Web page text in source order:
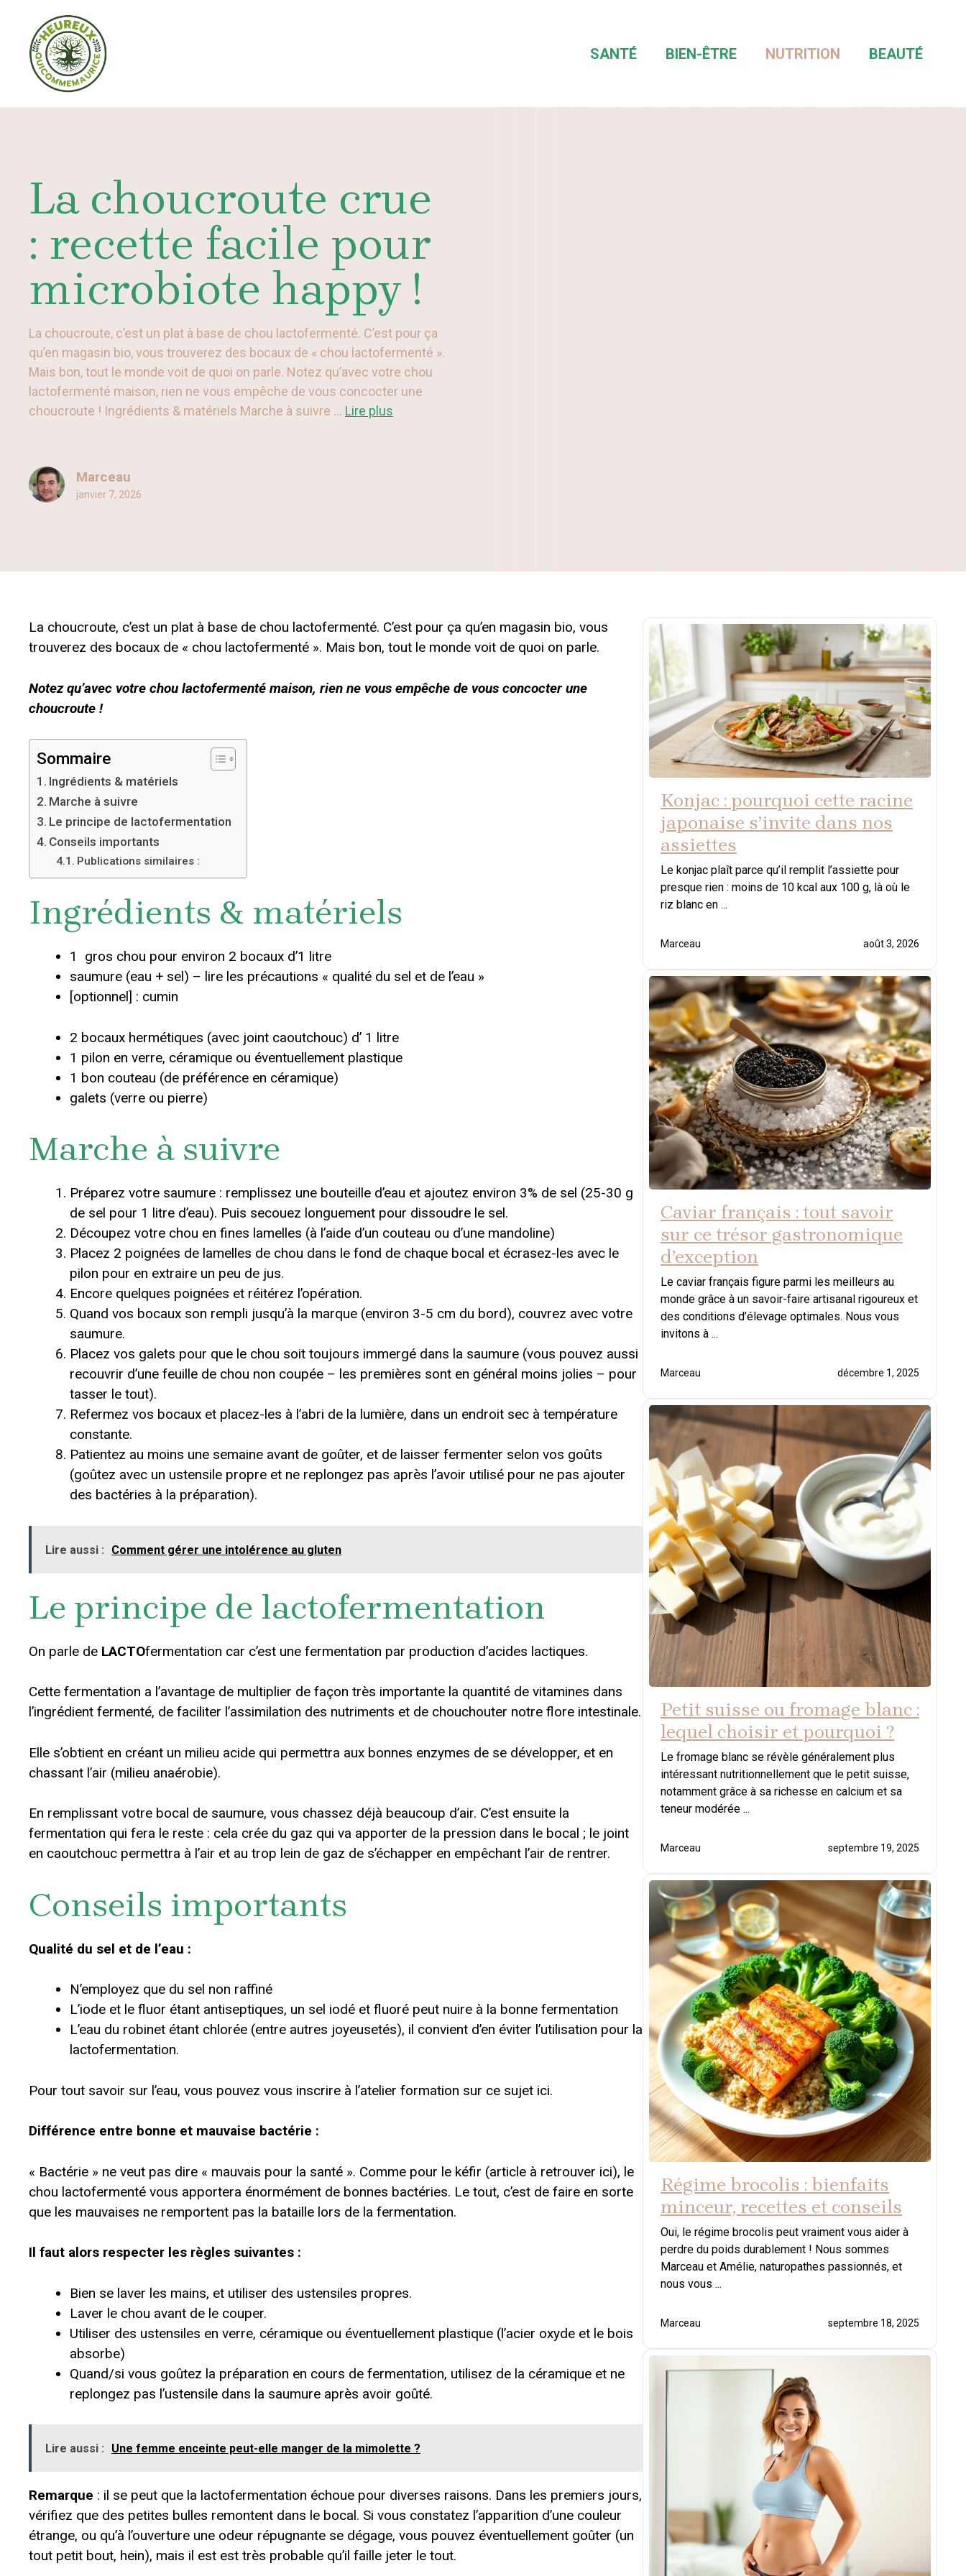
contenu
SANTÉ BIEN-ÊTRE NUTRITION BEAUTÉ
La choucroute crue
: recette facile pour
microbiote happy !
La choucroute, c’est un plat à base de chou lactofermenté. C’est pour ça
qu’en magasin bio, vous trouverez des bocaux de « chou lactofermenté ».
Mais bon, tout le monde voit de quoi on parle. Notez qu’avec votre chou
lactofermenté maison, rien ne vous empêche de vous concocter une
choucroute ! Ingrédients & matériels Marche à suivre ... Lire plus
Marceau
janvier 7, 2026
La choucroute, c’est un plat à base de chou lactofermenté. C’est pour ça qu’en magasin bio, vous
trouverez des bocaux de « chou lactofermenté ». Mais bon, tout le monde voit de quoi on parle.
Notez qu’avec votre chou lactofermenté maison, rien ne vous empêche de vous concocter une
choucroute !
Sommaire
Ingrédients & matériels
Marche à suivre
Le principe de lactofermentation
Conseils importants
Publications similaires :
Ingrédients & matériels
1 gros chou pour environ 2 bocaux d’1 litre
saumure (eau + sel) – lire les précautions « qualité du sel et de l’eau »
[optionnel] : cumin
2 bocaux hermétiques (avec joint caoutchouc) d’ 1 litre
1 pilon en verre, céramique ou éventuellement plastique
1 bon couteau (de préférence en céramique)
galets (verre ou pierre)
Marche à suivre
Préparez votre saumure : remplissez une bouteille d’eau et ajoutez environ 3% de sel (25-30 g
de sel pour 1 litre d’eau). Puis secouez longuement pour dissoudre le sel.
Découpez votre chou en fines lamelles (à l’aide d’un couteau ou d’une mandoline)
Placez 2 poignées de lamelles de chou dans le fond de chaque bocal et écrasez-les avec le
pilon pour en extraire un peu de jus.
Encore quelques poignées et réitérez l’opération.
Quand vos bocaux son rempli jusqu’à la marque (environ 3-5 cm du bord), couvrez avec votre
saumure.
Placez vos galets pour que le chou soit toujours immergé dans la saumure (vous pouvez aussi
recouvrir d’une feuille de chou non coupée – les premières sont en général moins jolies – pour
tasser le tout).
Refermez vos bocaux et placez-les à l’abri de la lumière, dans un endroit sec à température
constante.
Patientez au moins une semaine avant de goûter, et de laisser fermenter selon vos goûts
(goûtez avec un ustensile propre et ne replongez pas après l’avoir utilisé pour ne pas ajouter
des bactéries à la préparation).
Lire aussi : Comment gérer une intolérence au gluten
Le principe de lactofermentation
On parle de LACTOfermentation car c’est une fermentation par production d’acides lactiques.
Cette fermentation a l’avantage de multiplier de façon très importante la quantité de vitamines dans
l’ingrédient fermenté, de faciliter l’assimilation des nutriments et de chouchouter notre flore intestinale.
Elle s’obtient en créant un milieu acide qui permettra aux bonnes enzymes de se développer, et en
chassant l’air (milieu anaérobie).
En remplissant votre bocal de saumure, vous chassez déjà beaucoup d’air. C’est ensuite la
fermentation qui fera le reste : cela crée du gaz qui va apporter de la pression dans le bocal ; le joint
en caoutchouc permettra à l’air et au trop lein de gaz de s’échapper en empêchant l’air de rentrer.
Conseils importants
Qualité du sel et de l’eau :
N’employez que du sel non raffiné
L’iode et le fluor étant antiseptiques, un sel iodé et fluoré peut nuire à la bonne fermentation
L’eau du robinet étant chlorée (entre autres joyeusetés), il convient d’en éviter l’utilisation pour la
lactofermentation.
Pour tout savoir sur l’eau, vous pouvez vous inscrire à l’atelier formation sur ce sujet ici.
Différence entre bonne et mauvaise bactérie :
« Bactérie » ne veut pas dire « mauvais pour la santé ». Comme pour le kéfir (article à retrouver ici), le
chou lactofermenté vous apportera énormément de bonnes bactéries. Le tout, c’est de faire en sorte
que les mauvaises ne remportent pas la bataille lors de la fermentation.
Il faut alors respecter les règles suivantes :
Bien se laver les mains, et utiliser des ustensiles propres.
Laver le chou avant de le couper.
Utiliser des ustensiles en verre, céramique ou éventuellement plastique (l’acier oxyde et le bois
absorbe)
Quand/si vous goûtez la préparation en cours de fermentation, utilisez de la céramique et ne
replongez pas l’ustensile dans la saumure après avoir goûté.
Lire aussi : Une femme enceinte peut-elle manger de la mimolette ?
Remarque : il se peut que la lactofermentation échoue pour diverses raisons. Dans les premiers jours,
vérifiez que des petites bulles remontent dans le bocal. Si vous constatez l’apparition d’une couleur
étrange, ou qu’à l’ouverture une odeur répugnante se dégage, vous pouvez éventuellement goûter (un
tout petit bout, hein), mais il est est très probable qu’il faille jeter le tout.
Konjac : pourquoi cette racine
japonaise s’invite dans nos
assiettes
Le konjac plaît parce qu’il remplit l’assiette pour
presque rien : moins de 10 kcal aux 100 g, là où le
riz blanc en ...
Marceau août 3, 2026
Caviar français : tout savoir
sur ce trésor gastronomique
d’exception
Le caviar français figure parmi les meilleurs au
monde grâce à un savoir-faire artisanal rigoureux et
des conditions d’élevage optimales. Nous vous
invitons à ...
Marceau décembre 1, 2025
Petit suisse ou fromage blanc :
lequel choisir et pourquoi ?
Le fromage blanc se révèle généralement plus
intéressant nutritionnellement que le petit suisse,
notamment grâce à sa richesse en calcium et sa
teneur modérée ...
Marceau septembre 19, 2025
Régime brocolis : bienfaits
minceur, recettes et conseils
Oui, le régime brocolis peut vraiment vous aider à
perdre du poids durablement ! Nous sommes
Marceau et Amélie, naturopathes passionnés, et
nous vous ...
Marceau septembre 18, 2025